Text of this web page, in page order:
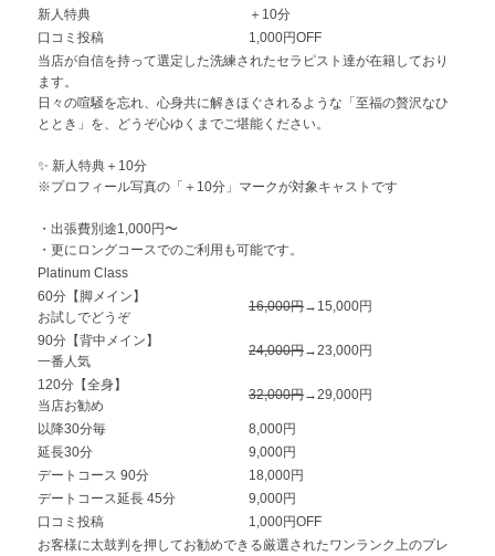
新人特典
＋10分
口コミ投稿
1,000円OFF
当店が自信を持って選定した洗練されたセラピスト達が在籍しており
ます。
日々の喧騒を忘れ、心身共に解きほぐされるような「至福の贅沢なひ
ととき」を、どうぞ心ゆくまでご堪能ください。
✨ 新人特典＋10分
※プロフィール写真の「＋10分」マークが対象キャストです
・出張費別途1,000円〜
・更にロングコースでのご利用も可能です。
Platinum Class
60分【脚メイン】
お試しでどうぞ
16,000円→15,000円
90分【背中メイン】
一番人気
24,000円→23,000円
120分【全身】
当店お勧め
32,000円→29,000円
以降30分毎
8,000円
延長30分
9,000円
デートコース 90分
18,000円
デートコース延長 45分
9,000円
口コミ投稿
1,000円OFF
お客様に太鼓判を押してお勧めできる厳選されたワンランク上のプレ